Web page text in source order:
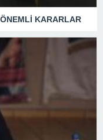
KARARLAR